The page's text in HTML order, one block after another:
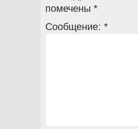
помечены *
Сообщение: *